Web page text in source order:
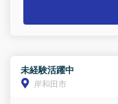
未経験活躍中
岸和田市